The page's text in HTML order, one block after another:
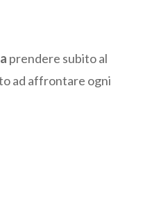
prendere subito al
ad affrontare ogni